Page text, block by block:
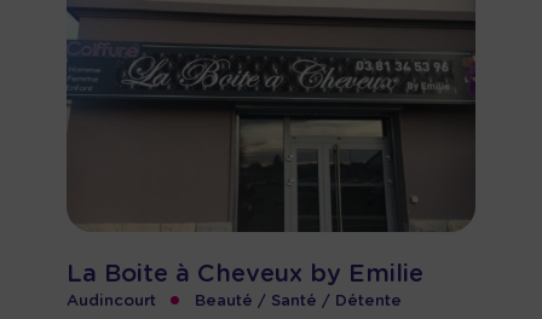
La Boite à Cheveux by Emilie
Audincourt • Beauté / Santé / Détente